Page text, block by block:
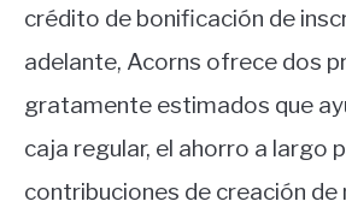
crédito de bonificación de
adelante, Acorns ofrece dos
gratamente estimados que
caja regular, el ahorro a largo
contribuciones de creación de